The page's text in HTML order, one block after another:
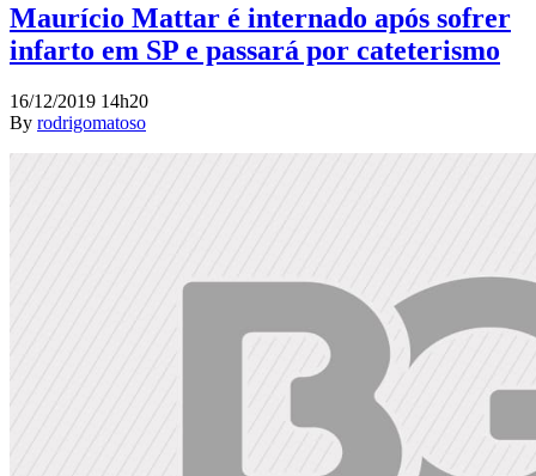
Maurício Mattar é internado após sofrer
infarto em SP e passará por cateterismo
16/12/2019 14h20
By rodrigomatoso